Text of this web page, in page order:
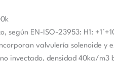
según EN-ISO-23953: H1:
valvulería solenoide y
inyectado, densidad 40kg/m3